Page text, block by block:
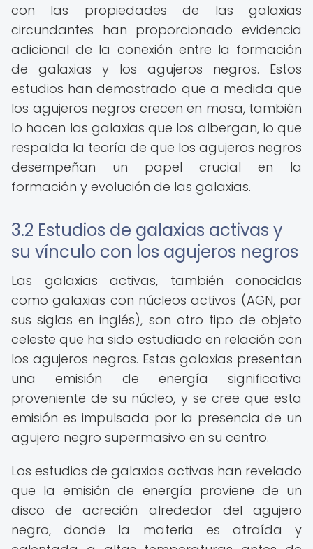
con las propiedades de las galaxias
circundantes han proporcionado evidencia
adicional de la conexión entre la formación
de galaxias y los agujeros negros. Estos
estudios han demostrado que a medida que
los agujeros negros crecen en masa, también
lo hacen las galaxias que los albergan, lo que
respalda la teoría de que los agujeros negros
desempeñan un papel crucial en la
formación y evolución de las galaxias.
3.2 Estudios de galaxias activas y
su vínculo con los agujeros negros
Las galaxias activas, también conocidas
como galaxias con núcleos activos (AGN, por
sus siglas en inglés), son otro tipo de objeto
celeste que ha sido estudiado en relación con
los agujeros negros. Estas galaxias presentan
una emisión de energía significativa
proveniente de su núcleo, y se cree que esta
emisión es impulsada por la presencia de un
agujero negro supermasivo en su centro.
Los estudios de galaxias activas han revelado
que la emisión de energía proviene de un
disco de acreción alrededor del agujero
negro, donde la materia es atraída y